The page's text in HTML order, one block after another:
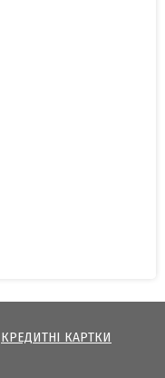
КРЕДИТНІ КАРТКИ